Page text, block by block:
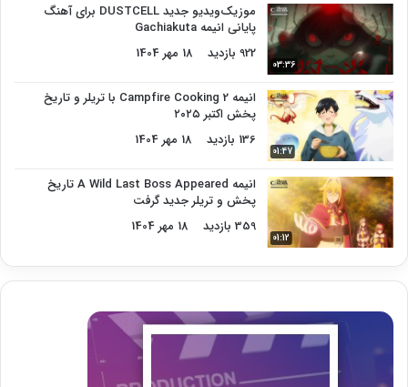
03:36
موزیک‌ویدیو جدید DUSTCELL برای آهنگ
پایانی انیمه Gachiakuta
922 بازدید
18 مهر 1404
01:47
انیمه Campfire Cooking 2 با تریلر و تاریخ
پخش اکتبر ۲۰۲۵
136 بازدید
18 مهر 1404
01:12
انیمه A Wild Last Boss Appeared تاریخ
پخش و تریلر جدید گرفت
359 بازدید
18 مهر 1404